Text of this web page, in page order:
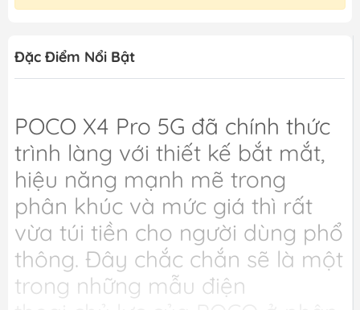
Đặc Điểm Nổi Bật
POCO X4 Pro 5G đã chính thức
trình làng với thiết kế bắt mắt,
hiệu năng mạnh mẽ trong
phân khúc và mức giá thì rất
vừa túi tiền cho người dùng phổ
thông. Đây chắc chắn sẽ là một
trong những mẫu điện